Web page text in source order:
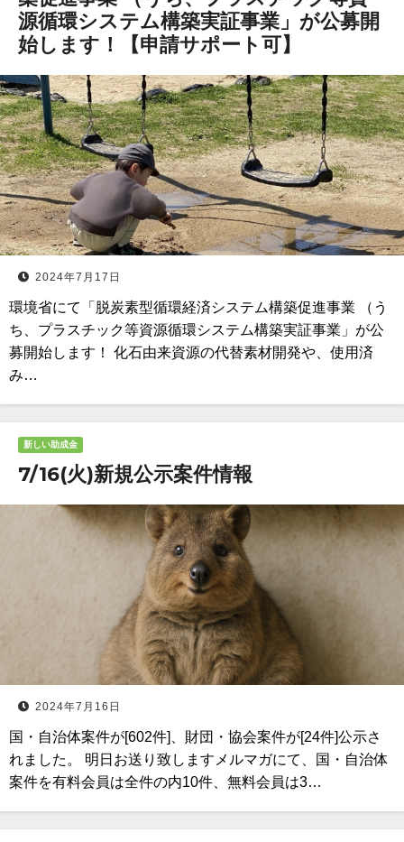
源循環システム構築実証事業」が公募開
始します！【申請サポート可】
2024年7月17日
環境省にて「脱炭素型循環経済システム構築促進事業 （う
ち、プラスチック等資源循環システム構築実証事業」が公
募開始します！ 化石由来資源の代替素材開発や、使用済
み…
新しい助成金
7/16(火)新規公示案件情報
2024年7月16日
国・自治体案件が[602件]、財団・協会案件が[24件]公示さ
れました。 明日お送り致しますメルマガにて、国・自治体
案件を有料会員は全件の内10件、無料会員は3…